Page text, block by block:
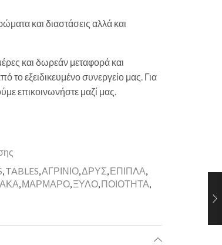
και διαστάσεις αλλά και
και δωρεάν μεταφορά και
το εξειδικευμένο συνεργείο μας. Για
επικοινωνήστε μαζί μας.
TABLES ΑΓΡΙΝΙΟ ΔΡΥΣ ΕΠΙΠΛΑ
ΜΑΡΜΑΡΟ ΞΥΛΟ ΠΟΙΟΤΗΤΑ